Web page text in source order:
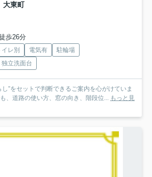
東町
歩26分
レ別 電気有
駐輪場
独立洗面台
”をセットで判断できるご案内を心がけていま
、道路の使い方、窓の向き、階段位... もっと見